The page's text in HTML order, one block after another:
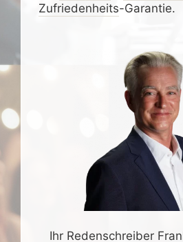
Zufrieden­­heits-Garantie.
Ihr Redenschreiber